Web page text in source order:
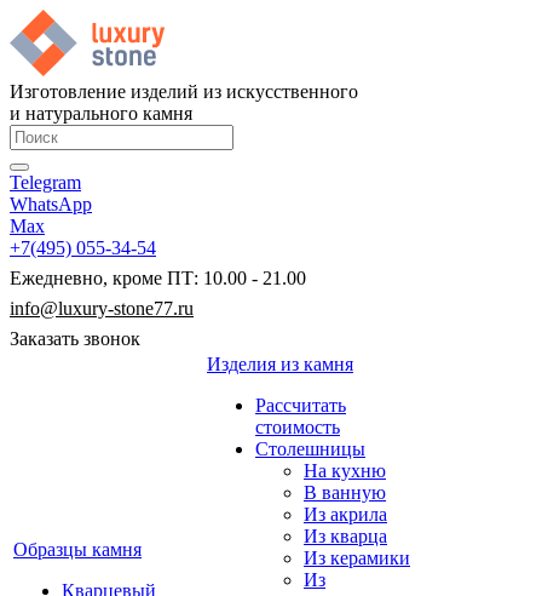
Изготовление изделий из искусственного
и натурального камня
Telegram
WhatsApp
Max
+7(495) 055-34-54
Ежедневно, кроме ПТ: 10.00 - 21.00
info@luxury-stone77.ru
Заказать звонок
Образцы камня
Кварцевый
Изделия из камня
Рассчитать
стоимость
Столешницы
На кухню
В ванную
Из акрила
Из кварца
Из керамики
Из